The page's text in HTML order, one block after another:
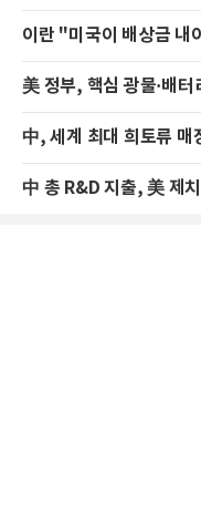
이란 "미국이 배상금 내
美 정부, 핵심 광물·배
中, 세계 최대 희토류 매
中 총 R&D 지출, 美 제